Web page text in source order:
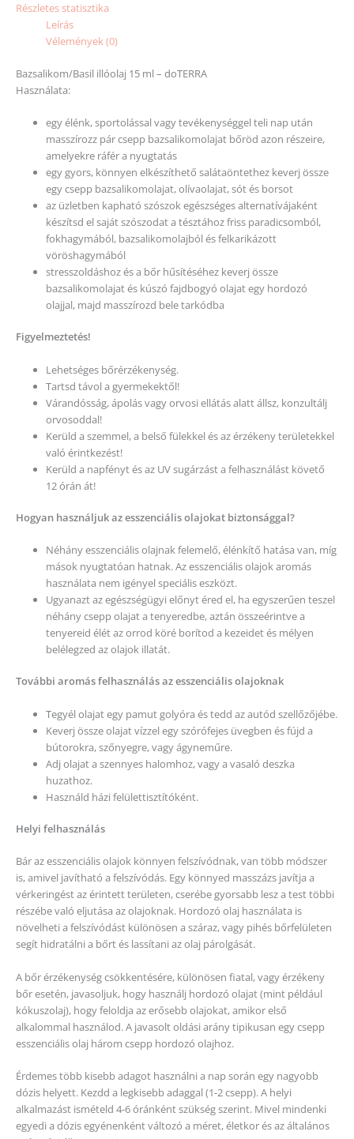
Részletes statisztika
Leírás
Vélemények (0)
Bazsalikom/Basil illóolaj 15 ml – doTERRA
Használata:
egy élénk, sportolással vagy tevékenységgel teli nap után
masszírozz pár csepp bazsalikomolajat bőröd azon részeire,
amelyekre ráfér a nyugtatás
egy gyors, könnyen elkészíthető salátaöntethez keverj össze
egy csepp bazsalikomolajat, olívaolajat, sót és borsot
az üzletben kapható szószok egészséges alternatívájaként
készítsd el saját szószodat a tésztához friss paradicsomból,
fokhagymából, bazsalikomolajból és felkarikázott
vöröshagymából
stresszoldáshoz és a bőr hűsítéséhez keverj össze
bazsalikomolajat és kúszó fajdbogyó olajat egy hordozó
olajjal, majd masszírozd bele tarkódba
Figyelmeztetés!
Lehetséges bőrérzékenység.
Tartsd távol a gyermekektől!
Várandósság, ápolás vagy orvosi ellátás alatt állsz, konzultálj
orvosoddal!
Kerüld a szemmel, a belső fülekkel és az érzékeny területekkel
való érintkezést!
Kerüld a napfényt és az UV sugárzást a felhasználást követő
12 órán át!
Hogyan használjuk az esszenciális olajokat biztonsággal?
Néhány esszenciális olajnak felemelő, élénkítő hatása van, míg
mások nyugtatóan hatnak. Az esszenciális olajok aromás
használata nem igényel speciális eszközt.
Ugyanazt az egészségügyi előnyt éred el, ha egyszerűen teszel
néhány csepp olajat a tenyeredbe, aztán összeérintve a
tenyereid élét az orrod köré borítod a kezeidet és mélyen
belélegzed az olajok illatát.
További aromás felhasználás az esszenciális olajoknak
Tegyél olajat egy pamut golyóra és tedd az autód szellőzőjébe.
Keverj össze olajat vízzel egy szórófejes üvegben és fújd a
bútorokra, szőnyegre, vagy ágyneműre.
Adj olajat a szennyes halomhoz, vagy a vasaló deszka
huzathoz.
Használd házi felülettisztítóként.
Helyi felhasználás
Bár az esszenciális olajok könnyen felszívódnak, van több módszer
is, amivel javítható a felszívódás. Egy könnyed masszázs javítja a
vérkeringést az érintett területen, cserébe gyorsabb lesz a test többi
részébe való eljutása az olajoknak. Hordozó olaj használata is
növelheti a felszívódást különösen a száraz, vagy pihés bőrfelületen
segít hidratálni a bőrt és lassítani az olaj párolgását.
A bőr érzékenység csökkentésére, különösen fiatal, vagy érzékeny
bőr esetén, javasoljuk, hogy használj hordozó olajat (mint például
kókuszolaj), hogy feloldja az erősebb olajokat, amikor első
alkalommal használod. A javasolt oldási arány tipikusan egy csepp
esszenciális olaj három csepp hordozó olajhoz.
Érdemes több kisebb adagot használni a nap során egy nagyobb
dózis helyett. Kezdd a legkisebb adaggal (1-2 csepp). A helyi
alkalmazást ismételd 4-6 óránként szükség szerint. Mivel mindenki
egyedi a dózis egyénenként változó a méret, életkor és az általános